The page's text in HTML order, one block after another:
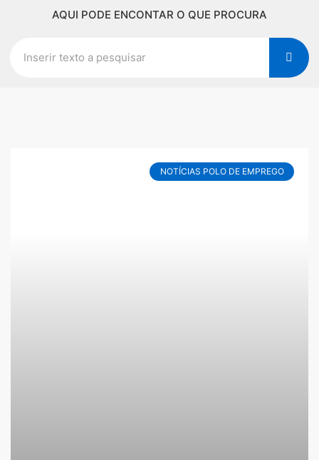
AQUI PODE ENCONTAR O QUE PROCURA
NOTÍCIAS POLO DE EMPREGO